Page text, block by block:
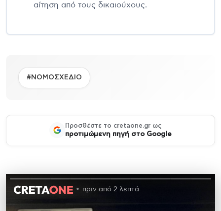
αίτηση από τους δικαιούχους.
#ΝΟΜΟΣΧΕΔΙΟ
Προσθέστε το cretaone.gr ως
προτιμώμενη πηγή στο Google
πριν από 2 λεπτά